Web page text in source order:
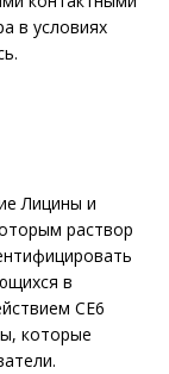
в условиях
Лицины и
раствор
в
СЕ6
которые